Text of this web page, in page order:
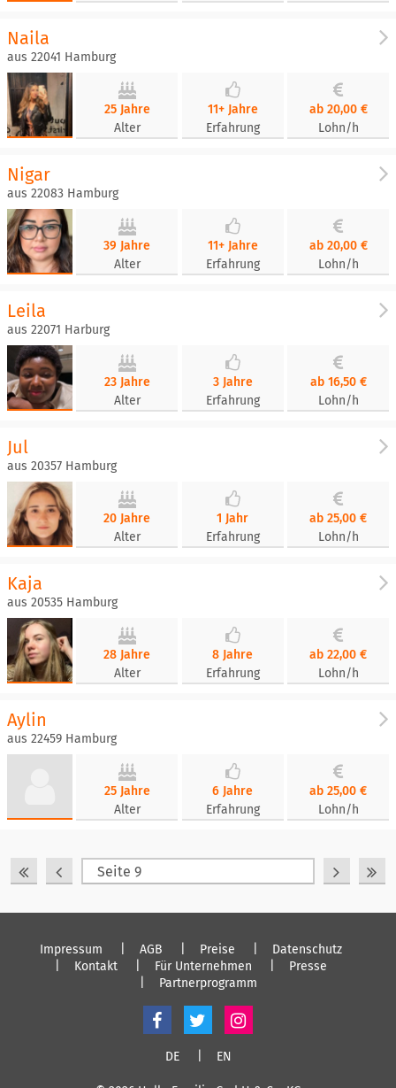
Naila
aus 22041 Hamburg
25 Jahre
Alter
11+ Jahre
Erfahrung
ab 20,00 €
Lohn/h
Nigar
aus 22083 Hamburg
39 Jahre
Alter
11+ Jahre
Erfahrung
ab 20,00 €
Lohn/h
Leila
aus 22071 Harburg
23 Jahre
Alter
3 Jahre
Erfahrung
ab 16,50 €
Lohn/h
Jul
aus 20357 Hamburg
20 Jahre
Alter
1 Jahr
Erfahrung
ab 25,00 €
Lohn/h
Kaja
aus 20535 Hamburg
28 Jahre
Alter
8 Jahre
Erfahrung
ab 22,00 €
Lohn/h
Aylin
aus 22459 Hamburg
25 Jahre
Alter
6 Jahre
Erfahrung
ab 25,00 €
Lohn/h
Impressum AGB Preise
Datenschutz
Kontakt
Für Unternehmen
Presse
Partnerprogramm
DE EN